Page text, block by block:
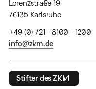
Lorenzstraße 19
76135 Karlsruhe
+49 (0) 721 - 8100 - 1200
info@zkm.de
Stifter des ZKM